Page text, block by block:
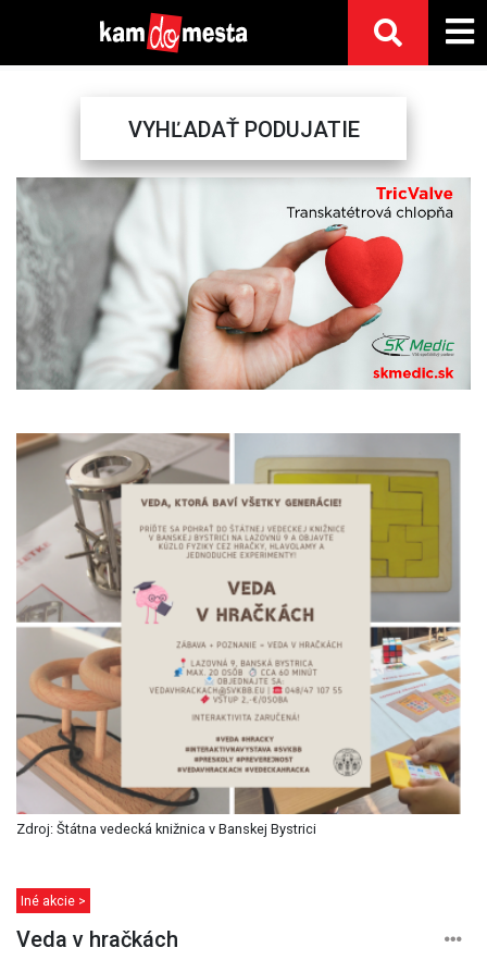
VYHĽADAŤ PODUJATIE
Previous
Zdroj: Štátna vedecká knižnica v Banskej Bystrici
Iné akcie >
Veda v hračkách